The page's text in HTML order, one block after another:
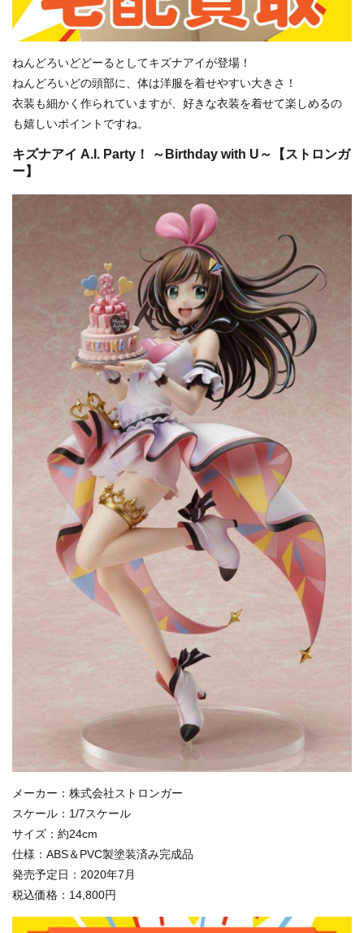
ねんどろいどどーるとしてキズナアイが登場！
ねんどろいどの頭部に、体は洋服を着せやすい大きさ！
衣装も細かく作られていますが、好きな衣装を着せて楽しめるの
も嬉しいポイントですね。
キズナアイ A.I. Party！ ～Birthday with U～【ストロンガ
ー】
メーカー：株式会社ストロンガー
スケール：1/7スケール
サイズ：約24cm
仕様：ABS＆PVC製塗装済み完成品
発売予定日：2020年7月
税込価格：14,800円